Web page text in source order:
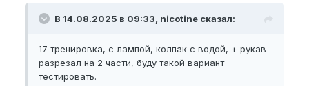
В 14.08.2025 в 09:33, nicotine сказал:
17 тренировка, с лампой, колпак с водой, + рукав
разрезал на 2 части, буду такой вариант
тестировать.